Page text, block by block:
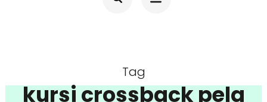
Tag
kursi crossback pela